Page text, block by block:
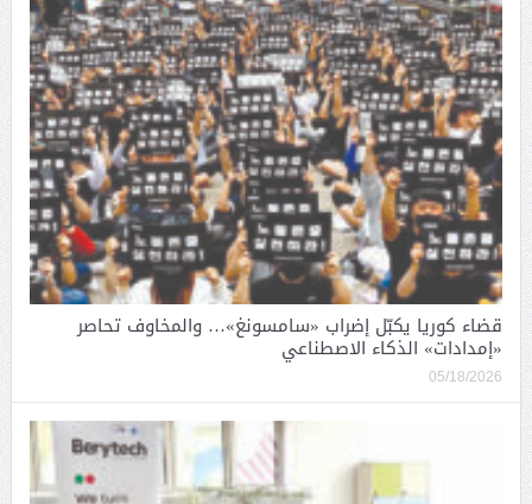
قضاء كوريا يكبّل إضراب «سامسونغ»… والمخاوف تحاصر
«إمدادات» الذكاء الاصطناعي
05/18/2026